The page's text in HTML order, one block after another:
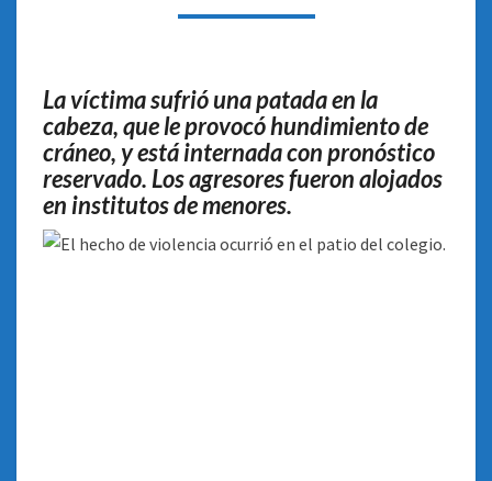
Y
ESTÁ
GRAVE
La víctima sufrió una patada en la
cabeza, que le provocó hundimiento de
cráneo, y está internada con pronóstico
reservado. Los agresores fueron alojados
en institutos de menores.